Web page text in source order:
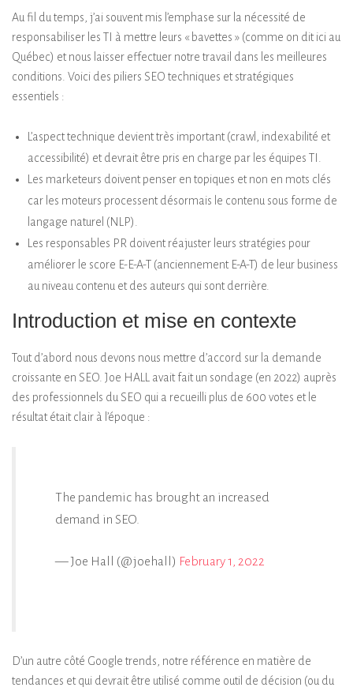
Au fil du temps, j’ai souvent mis l’emphase sur la nécessité de
responsabiliser les TI à mettre leurs « bavettes » (comme on dit ici au
Québec) et nous laisser effectuer notre travail dans les meilleures
conditions. Voici des piliers SEO techniques et stratégiques
essentiels :
L’aspect technique devient très important (crawl, indexabilité et
accessibilité) et devrait être pris en charge par les équipes TI.
Les marketeurs doivent penser en topiques et non en mots clés
car les moteurs processent désormais le contenu sous forme de
langage naturel (NLP).
Les responsables PR doivent réajuster leurs stratégies pour
améliorer le score E-E-A-T (anciennement E-A-T) de leur business
au niveau contenu et des auteurs qui sont derrière.
Introduction et mise en contexte
Tout d’abord nous devons nous mettre d’accord sur la demande
croissante en SEO. Joe HALL avait fait un sondage (en 2022) auprès
des professionnels du SEO qui a recueilli plus de 600 votes et le
résultat était clair à l’époque :
The pandemic has brought an increased
demand in SEO.
— Joe Hall (@joehall) February 1, 2022
D’un autre côté Google trends, notre référence en matière de
tendances et qui devrait être utilisé comme outil de décision (ou du